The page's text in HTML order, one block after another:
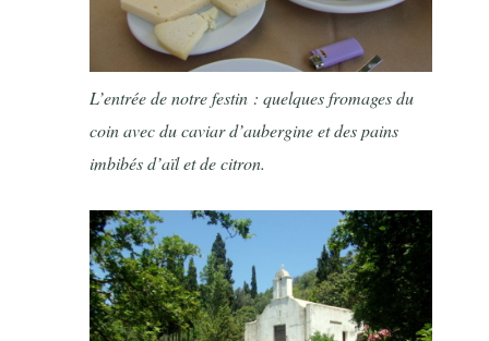
L’entrée de notre festin : quelques fromages du
coin avec du caviar d’aubergine et des pains
imbibés d’aïl et de citron.